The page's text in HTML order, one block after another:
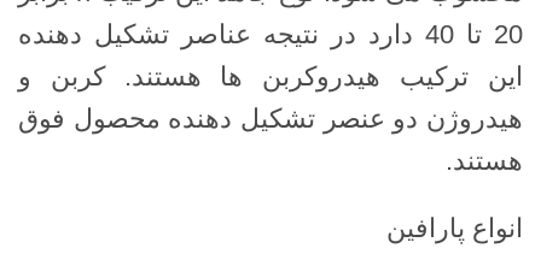
20 تا 40 دارد در نتیجه عناصر تشکیل دهنده
این ترکیب هیدروکربن ها هستند. کربن و
هیدروژن دو عنصر تشکیل دهنده محصول فوق
هستند.
انواع پارافین